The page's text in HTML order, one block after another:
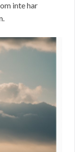
inte har